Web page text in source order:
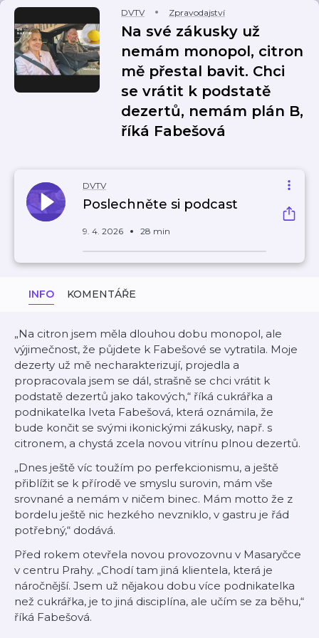
DVTV Zpravodajství
Na své zákusky už
nemám monopol, citron
mě přestal bavit. Chci
se vrátit k podstatě
dezertů, nemám plán B,
říká Fabešová
DVTV
Poslechněte si podcast
9. 4. 2026 28 min
INFO KOMENTÁŘE
„Na citron jsem měla dlouhou dobu monopol, ale
výjimečnost, že půjdete k Fabešové se vytratila. Moje
dezerty už mě necharakterizují, projedla a
propracovala jsem se dál, strašně se chci vrátit k
podstatě dezertů jako takových,“ říká cukrářka a
podnikatelka Iveta Fabešová, která oznámila, že
bude končit se svými ikonickými zákusky, např. s
citronem, a chystá zcela novou vitrínu plnou dezertů.
„Dnes ještě víc toužím po perfekcionismu, a ještě
přiblížit se k přírodě ve smyslu surovin, mám vše
srovnané a nemám v ničem binec. Mám motto že z
bordelu ještě nic hezkého nevzniklo, v gastru je řád
potřebný,“ dodává.
Před rokem otevřela novou provozovnu v Masaryčce
v centru Prahy. „Chodí tam jiná klientela, která je
náročnější. Jsem už nějakou dobu více podnikatelka
než cukrářka, je to jiná disciplína, ale učím se za běhu,“
říká Fabešová.